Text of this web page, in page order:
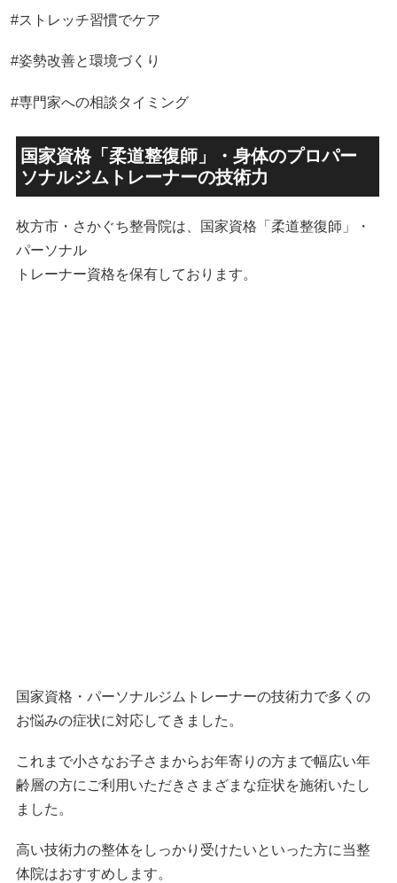
#ストレッチ習慣でケア
#姿勢改善と環境づくり
#専門家への相談タイミング
国家資格「柔道整復師」・身体のプロパー
ソナルジムトレーナーの技術力
枚方市・さかぐち整骨院は、国家資格「柔道整復師」・
パーソナル
トレーナー資格を保有しております。
国家資格・パーソナルジムトレーナーの技術力で多くの
お悩みの症状に対応してきました。
これまで小さなお子さまからお年寄りの方まで幅広い年
齢層の方にご利用いただきさまざまな症状を施術いたし
ました。
高い技術力の整体をしっかり受けたいといった方に当整
体院はおすすめします。